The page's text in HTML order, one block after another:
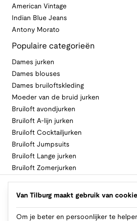
American Vintage
Indian Blue Jeans
Antony Morato
Populaire categorieën
Dames jurken
Dames blouses
Dames bruiloftskleding
Moeder van de bruid jurken
Bruiloft avondjurken
Bruiloft A-lijn jurken
Bruiloft Cocktailjurken
Bruiloft Jumpsuits
Bruiloft Lange jurken
Bruiloft Zomerjurken
Volg Van Tilburg
Van Tilburg maakt gebruik van
Om je beter en persoonlijker te